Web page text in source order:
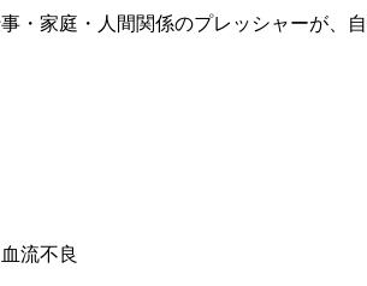
・家庭・人間関係のプレッシャーが、
流不良